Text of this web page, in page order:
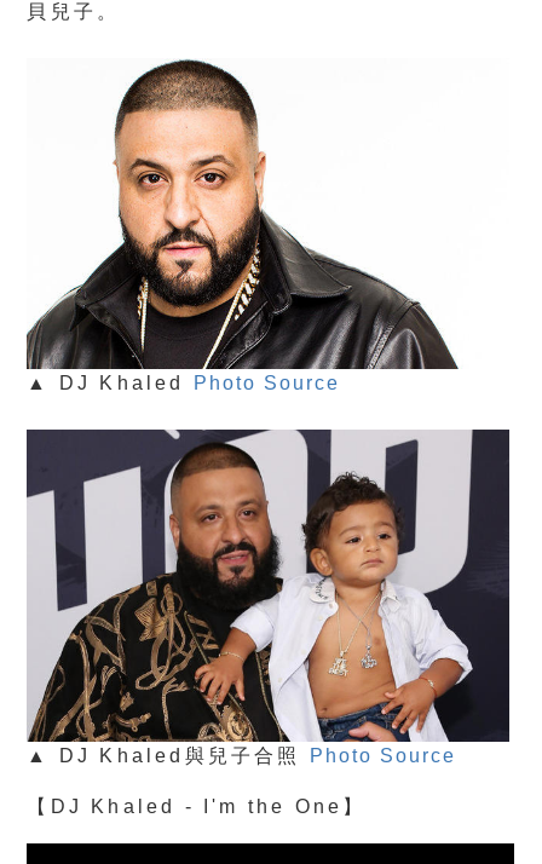
貝兒子。
▲ DJ Khaled Photo Source
▲ DJ Khaled與兒子合照 Photo Source
【DJ Khaled - I'm the One】